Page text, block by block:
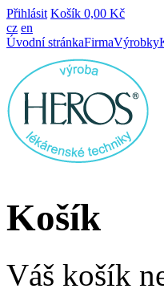
Přihlásit Košík 0,00 Kč
cz en
Úvodní stránkaFirmaVýrobky
Košík
Váš košík